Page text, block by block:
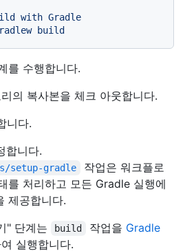
with Gradle
build
를 수행합니다.
의 복사본을 체크 아웃합니다.
니다.
합니다.
setup-gradle
작업은 워크플로
를 처리하고 모든 Gradle 실행에
제공합니다.
" 단계는
build 작업을 Gradle
실행합니다.